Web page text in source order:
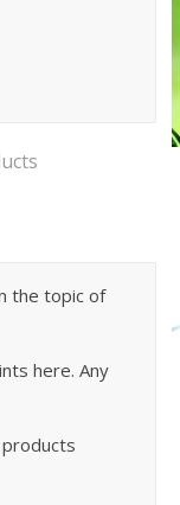
the topic of
here. Any